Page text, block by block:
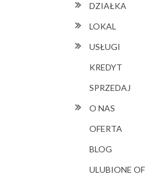
DZIAŁKA
LOKAL
USŁUGI
KREDYT
SPRZEDAJ
O NAS
OFERTA
BLOG
ULUBIONE